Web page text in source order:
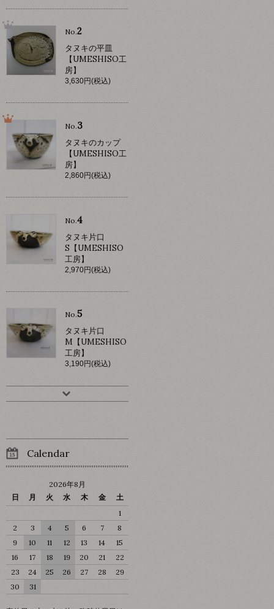
No.2
タヌキの平皿
【UMESHISO工
房】
3,630円(税込)
No.3
タヌキのカップ
【UMESHISO工
房】
2,860円(税込)
No.4
タヌキ片口
S【UMESHISO
工房】
2,970円(税込)
No.5
タヌキ片口
M【UMESHISO
工房】
3,190円(税込)
Calendar
2026年8月
日
月 火 水 木 金
土
1
2
3 4 5 6 7
8
9
10 11 12 13 14
15
16
17 18 19 20 21
22
23
24 25 26 27 28
29
30
31